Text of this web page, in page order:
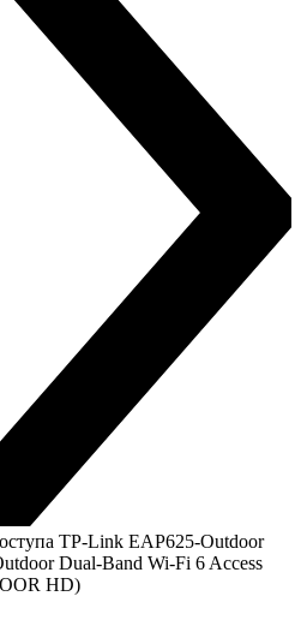
TP-Link EAP625-Outdoor
Dual-Band Wi-Fi 6 Access
HD)